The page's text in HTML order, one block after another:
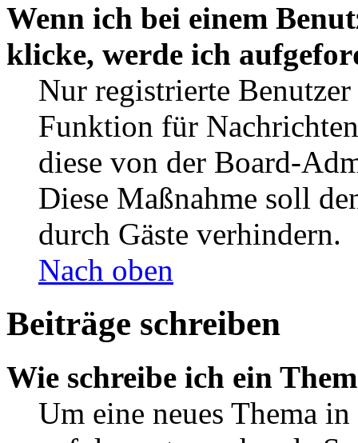
Wenn ich bei einem
klicke, werde ich
Nur registrierte
Funktion für
diese von der Board-
Diese Maßnahme soll
durch Gäste verhindern.
Nach oben
Beiträge schreiben
Wie schreibe ich ein
Um eine neues Thema